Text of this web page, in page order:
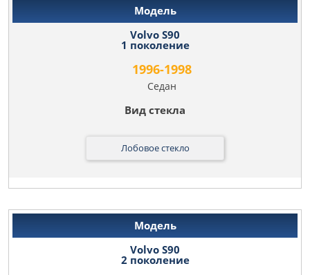
Volvo S90
1 поколение
1996-1998
Седан
Лобовое стекло
Volvo S90
2 поколение